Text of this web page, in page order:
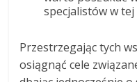
specjalistów w tej
Przestrzegając tych
osiągnąć cele